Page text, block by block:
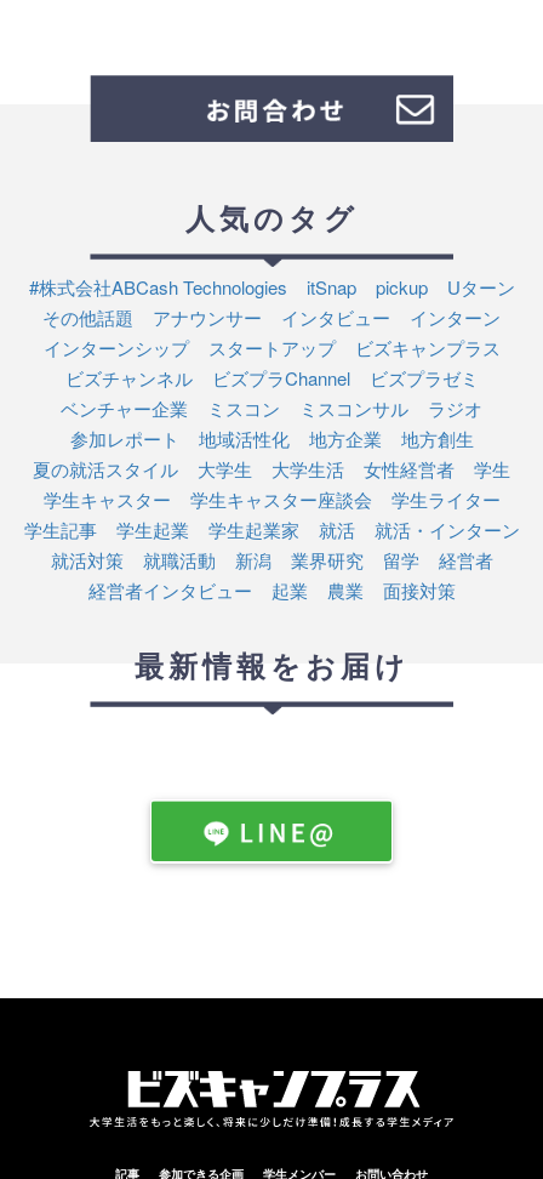
人気のタグ
#株式会社ABCash Technologies itSnap pickup
Uターン
その他話題
アナウンサー インタビュー
インターン
インターンシップ
スタートアップ
ビズキャンプラス
ビズチャンネル
ビズプラChannel
ビズプラゼミ
ベンチャー企業
ミスコン ミスコンサル
ラジオ
参加レポート
地域活性化 地方企業
地方創生
夏の就活スタイル
大学生 大学生活 女性経営者
学生
学生キャスター
学生キャスター座談会
学生ライター
学生記事
学生起業 学生起業家 就活
就活・インターン
就活対策
就職活動 新潟 業界研究 留学
経営者
経営者インタビュー
起業 農業 面接対策
最新情報をお届け
記事 参加できる企画 学生メンバー お問い合わせ